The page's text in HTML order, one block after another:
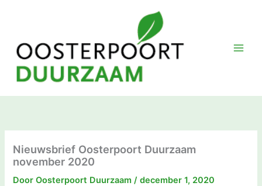
inhoud
Nieuwsbrief Oosterpoort Duurzaam
november 2020
DoorOosterpoort Duurzaam/december 1, 2020